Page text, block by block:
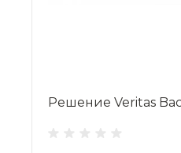
Решение Veritas